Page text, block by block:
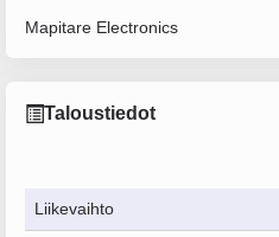
Mapitare Electronics
Taloustiedot
Liikevaihto